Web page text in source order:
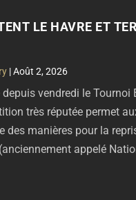
LE HAVRE ET
|Août 2, 2026
vendredi le Tournoi
très réputée permet
des manières pour la
appelé